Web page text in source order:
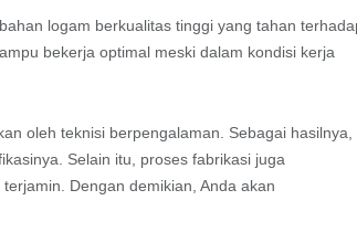
logam berkualitas tinggi yang tahan
bekerja optimal meski dalam kondisi kerja
oleh teknisi berpengalaman. Sebagai hasilnya,
Selain itu, proses fabrikasi juga
Dengan demikian, Anda akan